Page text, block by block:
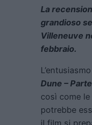
La
grandioso
Villeneuve
febbraio.
Dune –
così come
potrebbe